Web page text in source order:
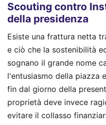
Scouting contro
della presidenza
Esiste una frattura netta
e ciò che la sostenibilità
sognano il grande nome
l'entusiasmo della piazza
fin dal giorno della
proprietà deve invece
evitare il collasso